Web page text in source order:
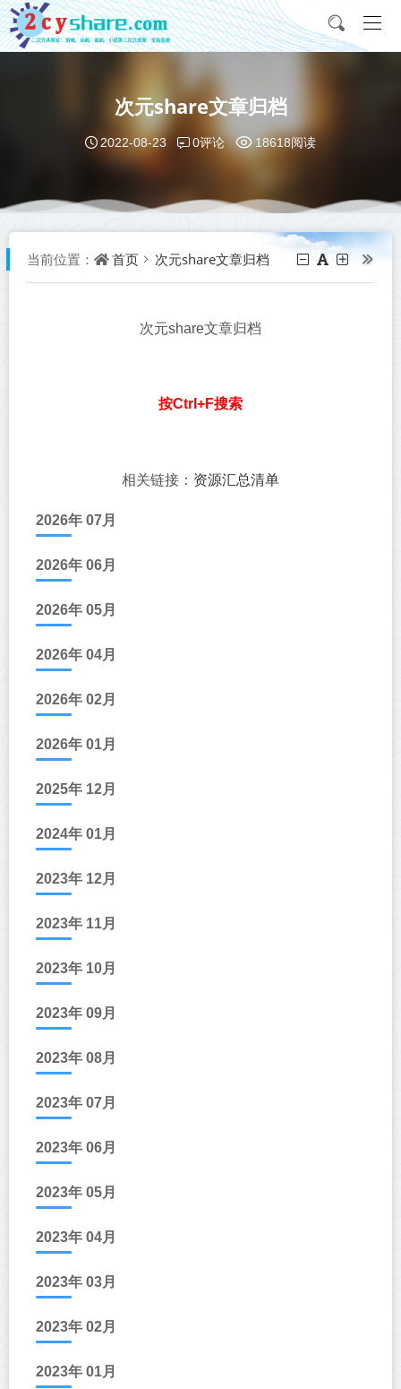
次元share文章归档
2022-08-23 0评论 18618阅读
当前位置： 首页 次元share文章归档
次元share文章归档
按Ctrl+F搜索
相关链接： 资源汇总清单
2026年 07月
2026年 06月
2026年 05月
2026年 04月
2026年 02月
2026年 01月
2025年 12月
2024年 01月
2023年 12月
2023年 11月
2023年 10月
2023年 09月
2023年 08月
2023年 07月
2023年 06月
2023年 05月
2023年 04月
2023年 03月
2023年 02月
2023年 01月